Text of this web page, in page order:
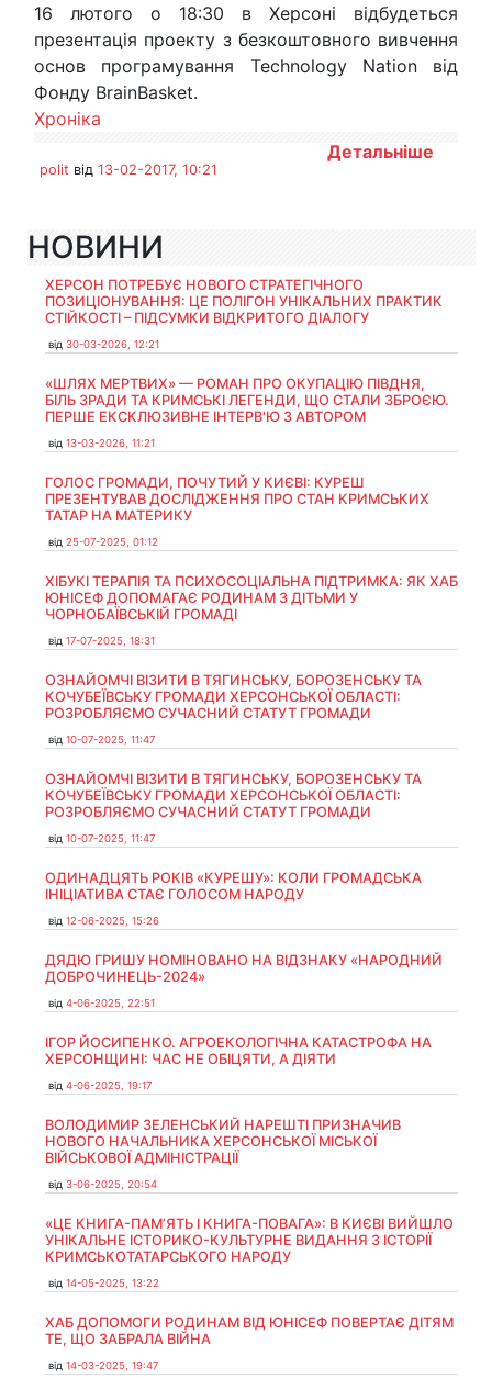
16 лютого о 18:30 в Херсоні відбудеться
презентація проекту з безкоштовного вивчення
основ програмування Technology Nation від
Фонду BrainBasket.
Хроніка
Детальніше
polit від 13-02-2017, 10:21
НОВИНИ
ХЕРСОН ПОТРЕБУЄ НОВОГО СТРАТЕГІЧНОГО
ПОЗИЦІОНУВАННЯ: ЦЕ ПОЛІГОН УНІКАЛЬНИХ ПРАКТИК
СТІЙКОСТІ – ПІДСУМКИ ВІДКРИТОГО ДІАЛОГУ
від 30-03-2026, 12:21
«ШЛЯХ МЕРТВИХ» — РОМАН ПРО ОКУПАЦІЮ ПІВДНЯ,
БІЛЬ ЗРАДИ ТА КРИМСЬКІ ЛЕГЕНДИ, ЩО СТАЛИ ЗБРОЄЮ.
ПЕРШЕ ЕКСКЛЮЗИВНЕ ІНТЕРВ'Ю З АВТОРОМ
від 13-03-2026, 11:21
ГОЛОС ГРОМАДИ, ПОЧУТИЙ У КИЄВІ: КУРЕШ
ПРЕЗЕНТУВАВ ДОСЛІДЖЕННЯ ПРО СТАН КРИМСЬКИХ
ТАТАР НА МАТЕРИКУ
від 25-07-2025, 01:12
ХІБУКІ ТЕРАПІЯ ТА ПСИХОСОЦІАЛЬНА ПІДТРИМКА: ЯК ХАБ
ЮНІСЕФ ДОПОМАГАЄ РОДИНАМ З ДІТЬМИ У
ЧОРНОБАЇВСЬКІЙ ГРОМАДІ
від 17-07-2025, 18:31
ОЗНАЙОМЧІ ВІЗИТИ В ТЯГИНСЬКУ, БОРОЗЕНСЬКУ ТА
КОЧУБЕЇВСЬКУ ГРОМАДИ ХЕРСОНСЬКОЇ ОБЛАСТІ:
РОЗРОБЛЯЄМО СУЧАСНИЙ СТАТУТ ГРОМАДИ
від 10-07-2025, 11:47
ОЗНАЙОМЧІ ВІЗИТИ В ТЯГИНСЬКУ, БОРОЗЕНСЬКУ ТА
КОЧУБЕЇВСЬКУ ГРОМАДИ ХЕРСОНСЬКОЇ ОБЛАСТІ:
РОЗРОБЛЯЄМО СУЧАСНИЙ СТАТУТ ГРОМАДИ
від 10-07-2025, 11:47
ОДИНАДЦЯТЬ РОКІВ «КУРЕШУ»: КОЛИ ГРОМАДСЬКА
ІНІЦІАТИВА СТАЄ ГОЛОСОМ НАРОДУ
від 12-06-2025, 15:26
ДЯДЮ ГРИШУ НОМІНОВАНО НА ВІДЗНАКУ «НАРОДНИЙ
ДОБРОЧИНЕЦЬ-2024»
від 4-06-2025, 22:51
ІГОР ЙОСИПЕНКО. АГРОЕКОЛОГІЧНА КАТАСТРОФА НА
ХЕРСОНЩИНІ: ЧАС НЕ ОБІЦЯТИ, А ДІЯТИ
від 4-06-2025, 19:17
ВОЛОДИМИР ЗЕЛЕНСЬКИЙ НАРЕШТІ ПРИЗНАЧИВ
НОВОГО НАЧАЛЬНИКА ХЕРСОНСЬКОЇ МІСЬКОЇ
ВІЙСЬКОВОЇ АДМІНІСТРАЦІЇ
від 3-06-2025, 20:54
«ЦЕ КНИГА-ПАМ’ЯТЬ І КНИГА-ПОВАГА»: В КИЄВІ ВИЙШЛО
УНІКАЛЬНЕ ІСТОРИКО-КУЛЬТУРНЕ ВИДАННЯ З ІСТОРІЇ
КРИМСЬКОТАТАРСЬКОГО НАРОДУ
від 14-05-2025, 13:22
ХАБ ДОПОМОГИ РОДИНАМ ВІД ЮНІСЕФ ПОВЕРТАЄ ДІТЯМ
ТЕ, ЩО ЗАБРАЛА ВІЙНА
від 14-03-2025, 19:47